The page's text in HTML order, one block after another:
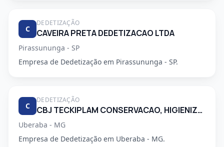
C
DEDETIZAÇÃO
CAVEIRA PRETA DEDETIZACAO LTDA
Pirassununga - SP
Empresa de Dedetização em Pirassununga - SP.
C
DEDETIZAÇÃO
CBJ TECKIPLAM CONSERVACAO, HIGIENIZACAO E LIMPEZA.
Uberaba - MG
Empresa de Dedetização em Uberaba - MG.